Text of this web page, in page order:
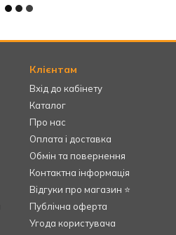
Клієнтам
Вхід до кабінету
Каталог
Про нас
Оплата і доставка
Обмін та повернення
Контактна інформація
Відгуки про магазин ⭐
Публічна оферта
Угода користувача